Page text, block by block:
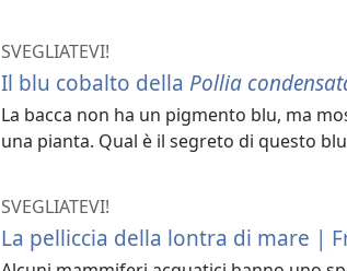
SVEGLIATEVI!
Il blu cobalto della Pollia
La bacca non ha un pigmento blu, ma
una pianta. Qual è il segreto di questo
SVEGLIATEVI!
La pelliccia della lontra di mare |